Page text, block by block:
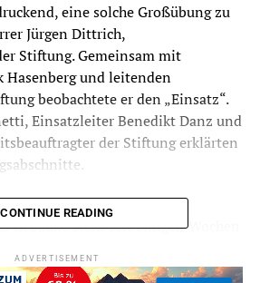
eine solche Großübung zu
Jürgen Dittrich,
Stiftung. Gemeinsam mit
Hasenberg und leitenden
beobachtete er den „Einsatz“.
Einsatzleiter Benedikt Danz und
der Stiftung erklärten
Margaretenhaus in der
Gebäude steht seit einigen Wochen
gezogen. Daher eignet es sich
CONTINUE READING
ADVERTISEMENT